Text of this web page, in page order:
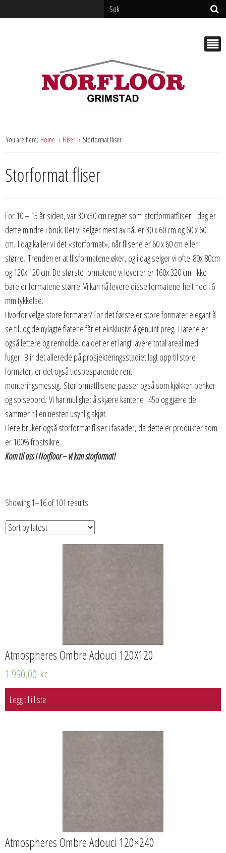
You are here: Home Fliser Storformat fliser
Storformat fliser
For 10 – 15 år siden, var 30 x30 cm regnet som storformatfliser. I dag er
dette mindre i bruk. Det vi selger mest av nå, er 30 x 60 cm og 60 x 60
cm. I dag kaller vi det «storformat», når flisene er 60 x 60 cm eller
større. Trenden er at flisformatene øker, og i dag selger vi ofte 80x 80cm
og 120x 120 cm. De største formatene vi leverer er 160x 320 cm! Ikke
bare er formatene større. Vi kan nå levere disse formatene helt ned i 6
mm tykkelse.
Hvorfor velge store formater? For det første er store formater elegant å
se til, og de nylagte flatene får et eksklusivt å genuint preg. Flatene er
også lettere og renholde, da det er et langt lavere total areal med
fuger. Blir det allerede på prosjekteringsstadiet lagt opp til store
formater, er det også tidsbesparende rent
monteringsmessig. Storformatflisene passer også som kjøkken benker
og spisebord. Vi har mulighet å skjære kantene i 45o og gjære de
sammen til en nesten usynlig skjøt.
Flere bruker også storformat fliser i fasader, da dette er produkter som
er 100% frostsikre.
Kom til oss i Norfloor – vi kan storformat!
Showing 1–16 of 101 results
Atmospheres Ombre Adouci 120X120
1 990,00 kr
Legg til i liste
Atmospheres Ombre Adouci 120×240